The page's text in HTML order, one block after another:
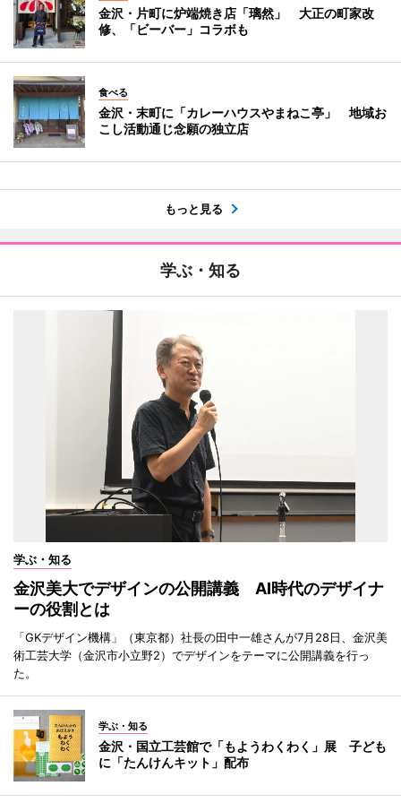
金沢・片町に炉端焼き店「璃然」 大正の町家改
修、「ビーバー」コラボも
食べる
金沢・末町に「カレーハウスやまねこ亭」 地域お
こし活動通じ念願の独立店
もっと見る
学ぶ・知る
学ぶ・知る
金沢美大でデザインの公開講義 AI時代のデザイナ
ーの役割とは
「GKデザイン機構」（東京都）社長の田中一雄さんが7月28日、金沢美
術工芸大学（金沢市小立野2）でデザインをテーマに公開講義を行っ
た。
学ぶ・知る
金沢・国立工芸館で「もようわくわく」展 子ども
に「たんけんキット」配布